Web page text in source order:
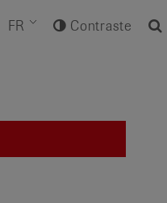
FR Contraste